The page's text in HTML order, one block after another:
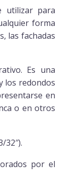
utilizar para
forma
las fachadas
Es una
los redondos
en
o en otros
32″).
por el